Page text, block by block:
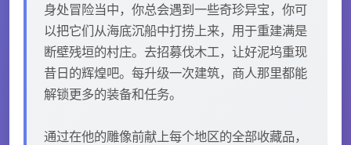
身处冒险当中，你总会遇到一些奇珍异宝，你可
以把它们从海底沉船中打捞上来，用于重建满是
断壁残垣的村庄。去招募伐木工，让好泥坞重现
昔日的辉煌吧。每升级一次建筑，商人那里都能
解锁更多的装备和任务。
通过在他的雕像前献上每个地区的全部收藏品，